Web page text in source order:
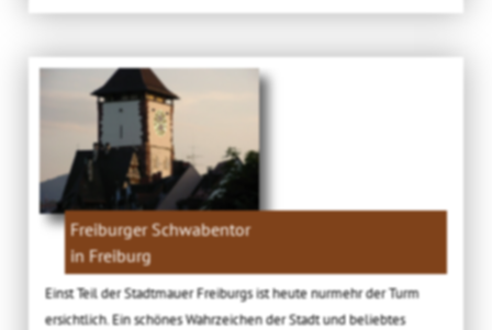
Freiburger Schwabentor
in Freiburg
Einst Teil der Stadtmauer Freiburgs ist heute nurmehr der Turm
ersichtlich. Ein schönes Wahrzeichen der Stadt und beliebtes